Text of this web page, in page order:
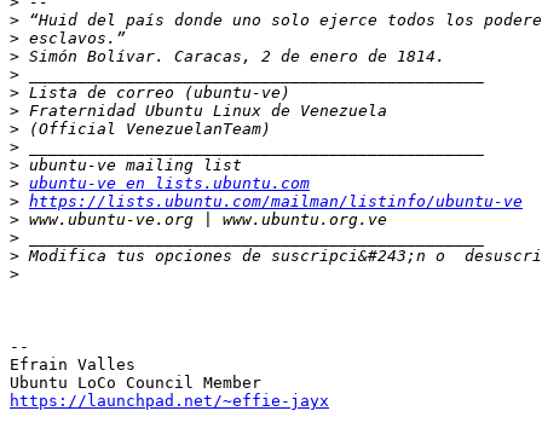
>
>
>
>
>
>
>
>
>
> ubuntu-ve en lists.ubuntu.com
> https://lists.ubuntu.com/mailman/listinfo/ubuntu-ve
>
>
> Modifica tus opciones de suscripci&#243;n o
>
--
Efrain Valles
https://launchpad.net/~effie-jayx